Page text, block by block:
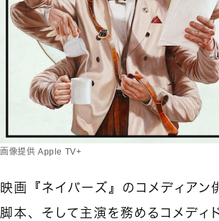
画像提供 Apple TV+
映画『ネイバーズ』のコメディアン
脚本、そして主演を務めるコメディ